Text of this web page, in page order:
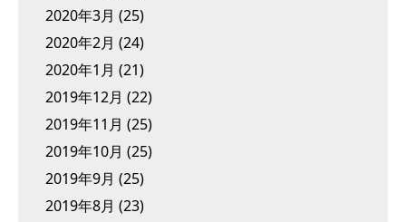
2020年3月 (25)
2020年2月 (24)
2020年1月 (21)
2019年12月 (22)
2019年11月 (25)
2019年10月 (25)
2019年9月 (25)
2019年8月 (23)